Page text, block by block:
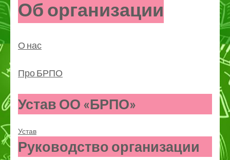
Об организации
О нас
Про БРПО
Устав ОО «БРПО»
Устав
Руководство организации